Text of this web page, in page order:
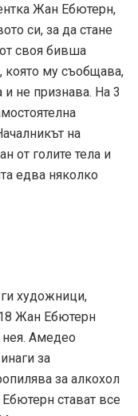
Жан Ебютерн,
си, за да стане
своя бивша
която му съобщава,
и не признава. На 3
на
от голите тела и
едва няколко
художници,
Жан Ебютерн
Амедео
за
за алкохол
стават все